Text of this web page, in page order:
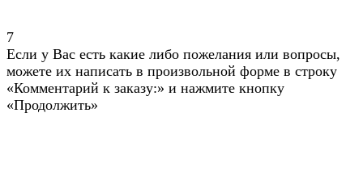
7
Если у Вас есть какие либо пожелания или вопросы,
можете их написать в произвольной форме в строку
«Комментарий к заказу:» и нажмите кнопку
«Продолжить»